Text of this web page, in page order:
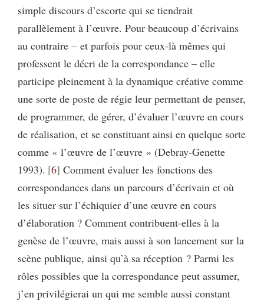
simple discours d’escorte qui se tiendrait
parallèlement à l’œuvre. Pour beaucoup d’écrivains
au contraire – et parfois pour ceux-là mêmes qui
professent le décri de la correspondance – elle
participe pleinement à la dynamique créative comme
une sorte de poste de régie leur permettant de penser,
de programmer, de gérer, d’évaluer l’œuvre en cours
de réalisation, et se constituant ainsi en quelque sorte
comme « l’œuvre de l’œuvre » (Debray-Genette
1993). 6 Comment évaluer les fonctions des
correspondances dans un parcours d’écrivain et où
les situer sur l’échiquier d’une œuvre en cours
d’élaboration ? Comment contribuent-elles à la
genèse de l’œuvre, mais aussi à son lancement sur la
scène publique, ainsi qu’à sa réception ? Parmi les
rôles possibles que la correspondance peut assumer,
j’en privilégierai un qui me semble aussi constant